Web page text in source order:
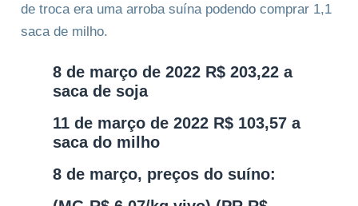
de troca era uma arroba suína podendo comprar 1,1
saca de milho.
8 de março de 2022 R$ 203,22 a
saca de soja
11 de março de 2022 R$ 103,57 a
saca do milho
8 de março, preços do suíno: